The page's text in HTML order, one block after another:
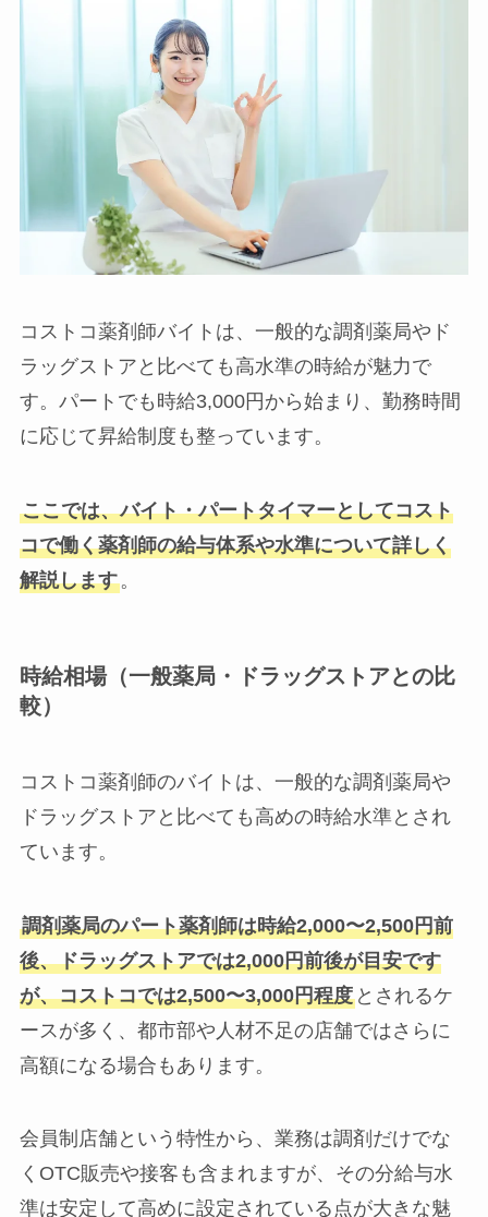
コストコ薬剤師バイトは、一般的な調剤薬局やド
ラッグストアと比べても高水準の時給が魅力で
す。パートでも時給3,000円から始まり、勤務時間
に応じて昇給制度も整っています。
ここでは、バイト・パートタイマーとしてコスト
コで働く薬剤師の給与体系や水準について詳しく
解説します。
時給相場（一般薬局・ドラッグストアとの比
較）
コストコ薬剤師のバイトは、一般的な調剤薬局や
ドラッグストアと比べても高めの時給水準とされ
ています。
調剤薬局のパート薬剤師は時給2,000〜2,500円前
後、ドラッグストアでは2,000円前後が目安です
が、コストコでは2,500〜3,000円程度とされるケ
ースが多く、都市部や人材不足の店舗ではさらに
高額になる場合もあります。
会員制店舗という特性から、業務は調剤だけでな
くOTC販売や接客も含まれますが、その分給与水
準は安定して高めに設定されている点が大きな魅